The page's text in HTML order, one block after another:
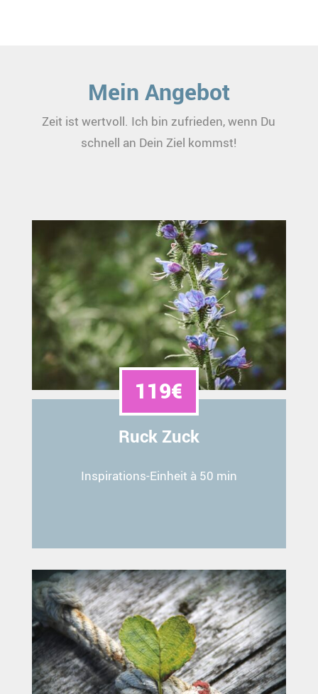
Mein Angebot
Zeit ist wertvoll. Ich bin zufrieden, wenn Du
schnell an Dein Ziel kommst!
119€
Ruck Zuck
Inspirations-Einheit à 50 min